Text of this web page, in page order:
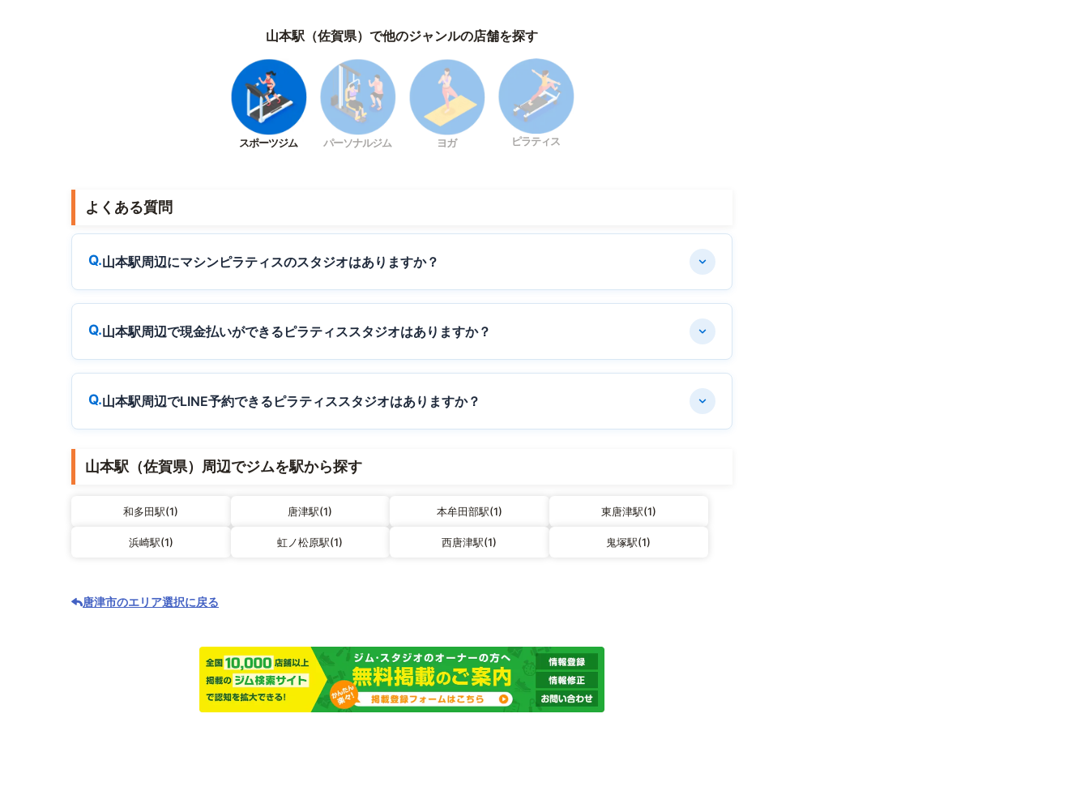
山本駅（佐賀県）で他のジャンルの店舗を探す
スポーツジム パーソナルジム ヨガ ピラティス
よくある質問
山本駅周辺にマシンピラティスのスタジオはありますか？
山本駅周辺で現金払いができるピラティススタジオはありますか？
山本駅周辺でLINE予約できるピラティススタジオはありますか？
山本駅（佐賀県）周辺でジムを駅から探す
和多田駅(1) 唐津駅(1) 本牟田部駅(1) 東唐津駅(1)
浜崎駅(1) 虹ノ松原駅(1) 西唐津駅(1) 鬼塚駅(1)
唐津市のエリア選択に戻る